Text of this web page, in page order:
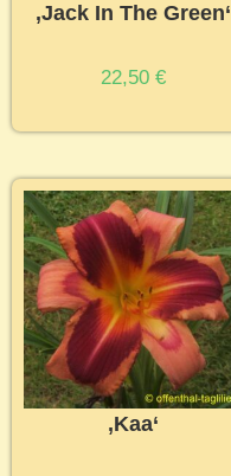
‚Jack In The Green‘
22,50 €
‚Kaa‘